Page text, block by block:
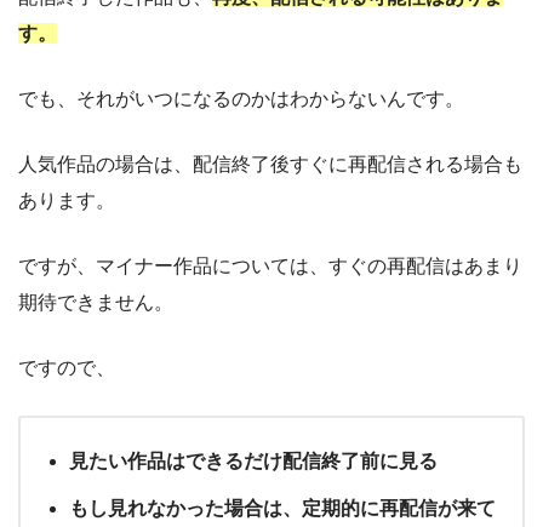
す。
でも、それがいつになるのかはわからないんです。
人気作品の場合は、配信終了後すぐに再配信される場合も
あります。
ですが、マイナー作品については、すぐの再配信はあまり
期待できません。
ですので、
見たい作品はできるだけ配信終了前に見る
もし見れなかった場合は、定期的に再配信が来て